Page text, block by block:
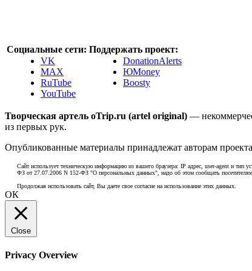
Социальные сети:
VK
MAX
RuTube
YouTube
Поддержать проект:
DonationAlerts
ЮMoney
Boosty
Творческая артель oTrip.ru (artel original) —
из первых рук.
Опубликованные материалы принадлежат авторам
Сайт использует техническую информацию из вашего браузера: IP адрес, user-agent и тип
ФЗ от 27.07.2006 N 152-ФЗ "О персональных данных", надо об этом сообщать
Продолжая использовать сайт, Вы даете свое согласие на использование этих данных.
ОК
Close
Privacy Overview